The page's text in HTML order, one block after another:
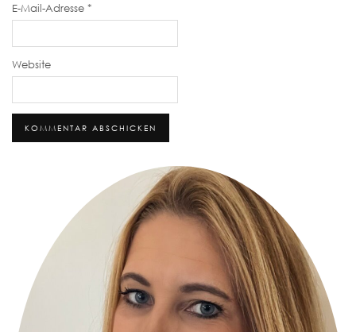
E-Mail-Adresse *
Website